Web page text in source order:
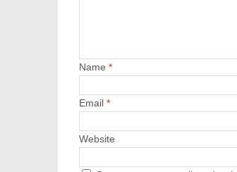
Name *
Email *
Website